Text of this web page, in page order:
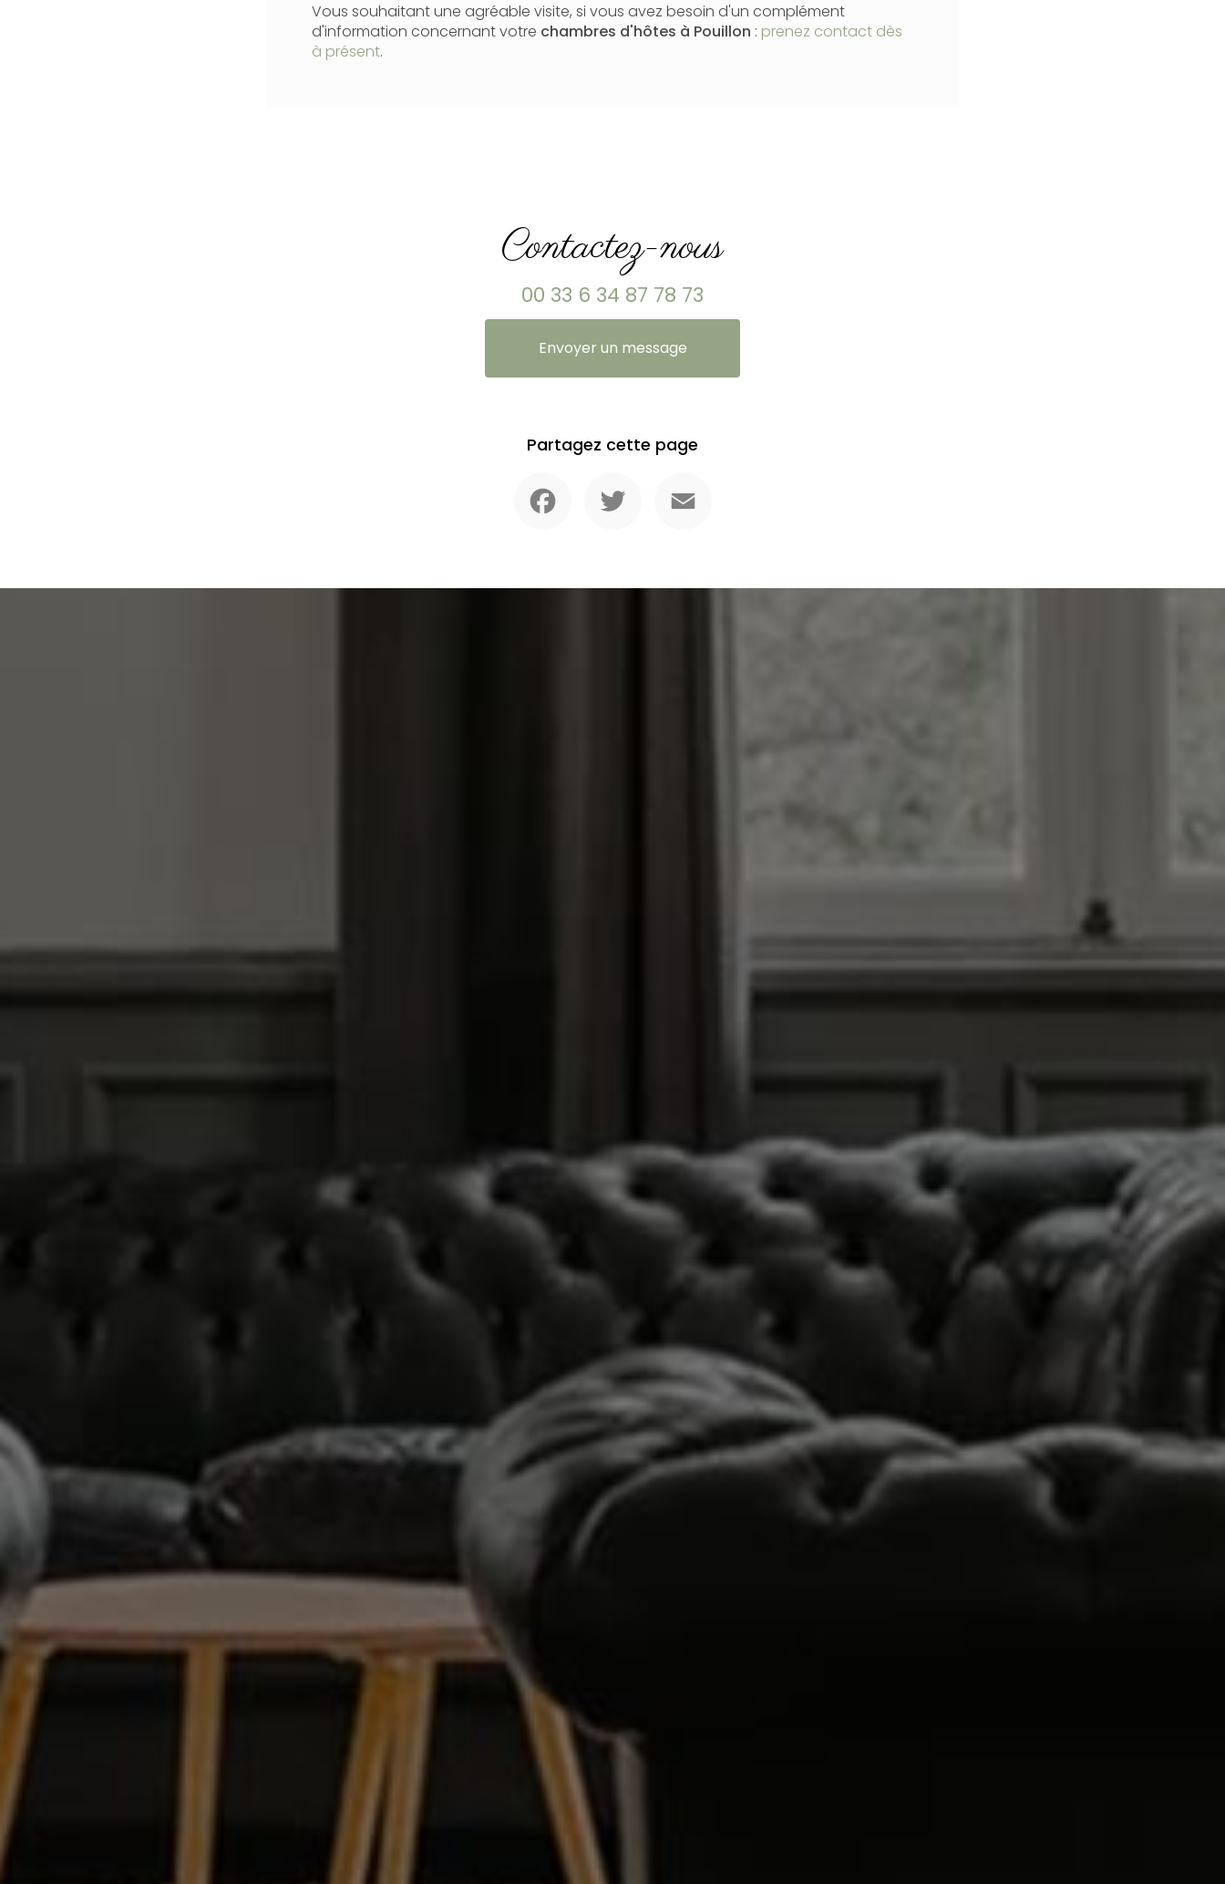
Vous souhaitant une agréable visite, si vous avez besoin d'un complément
d'information concernant votre chambres d'hôtes à Pouillon : prenez contact dès
à présent.
Contactez-nous
00 33 6 34 87 78 73
Envoyer un message
Partagez cette page